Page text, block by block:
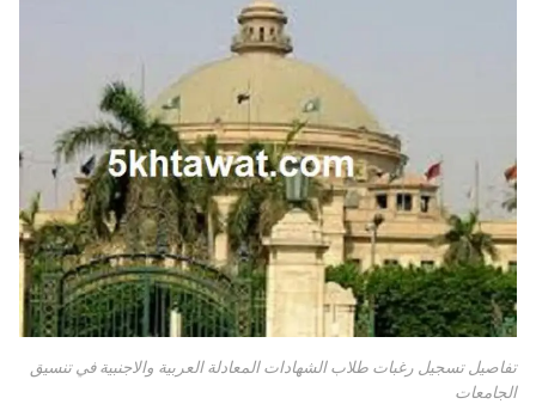
تفاصيل تسجيل رغبات طلاب الشهادات المعادلة العربية والاجنبية في تنسيق
الجامعات